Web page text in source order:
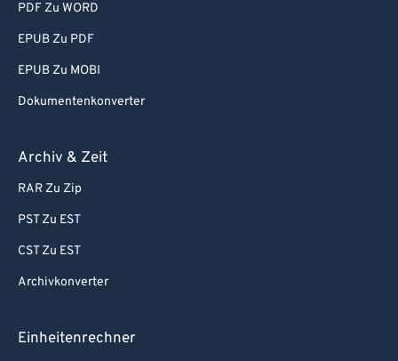
PDF Zu WORD
EPUB Zu PDF
EPUB Zu MOBI
Dokumentenkonverter
Archiv & Zeit
RAR Zu Zip
PST Zu EST
CST Zu EST
Archivkonverter
Einheitenrechner